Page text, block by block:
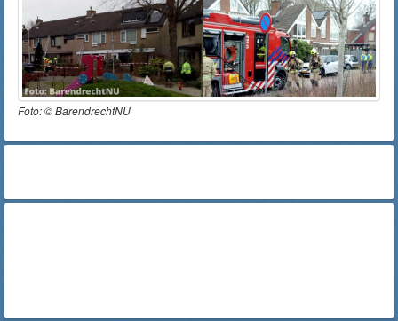
Foto: ©BarendrechtNU